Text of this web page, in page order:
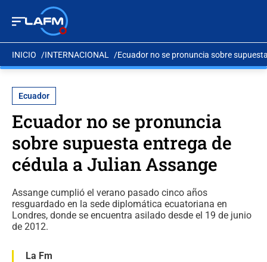
INICIO INTERNACIONAL Ecuador no se pronuncia sobre
Ecuador
Ecuador no se pronuncia
sobre supuesta entrega de
cédula a Julian Assange
Assange cumplió el verano pasado cinco años
resguardado en la sede diplomática ecuatoriana en
Londres, donde se encuentra asilado desde el 19 de junio
de 2012.
La Fm